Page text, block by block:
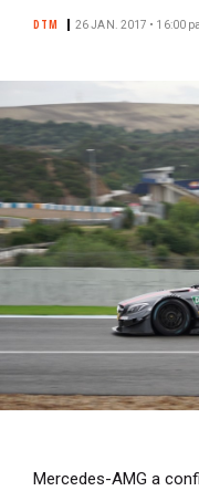
a
l
DTM 26 JAN. 2017 • 16:00
Mercedes-AMG a